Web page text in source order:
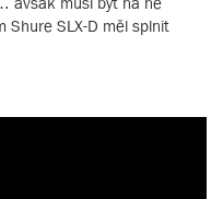
Shure SLX-D měl splnit